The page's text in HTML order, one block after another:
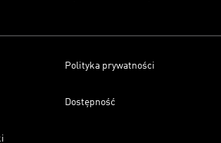
Polityka prywatności
Dostępność